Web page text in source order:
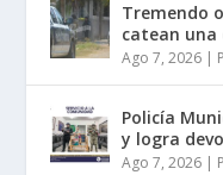
Tremendo
catean una
Ago 7, 2026 |
Policía
y logra
Ago 7, 2026 |